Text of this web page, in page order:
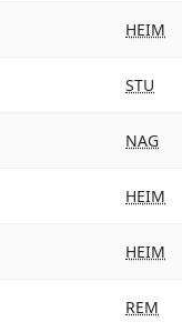
HEIM
STU
NAG
HEIM
HEIM
REM